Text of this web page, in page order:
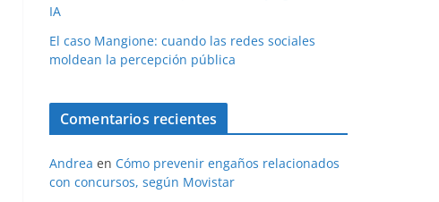
IA
El caso Mangione: cuando las redes sociales
moldean la percepción pública
Comentarios recientes
Andrea en Cómo prevenir engaños relacionados
con concursos, según Movistar